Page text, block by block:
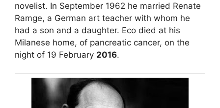
novelist. In September 1962 he married Renate
Ramge, a German art teacher with whom he
had a son and a daughter. Eco died at his
Milanese home, of pancreatic cancer, on the
night of 19 February 2016.